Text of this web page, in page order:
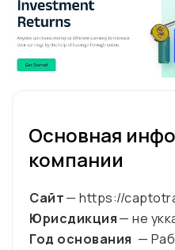
Основная
компании
Сайт— https://
Юрисдикция— не
Год основания —